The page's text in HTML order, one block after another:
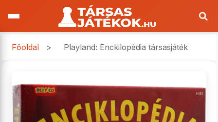
Főoldal > Playland: Enckilopédia társasjáték